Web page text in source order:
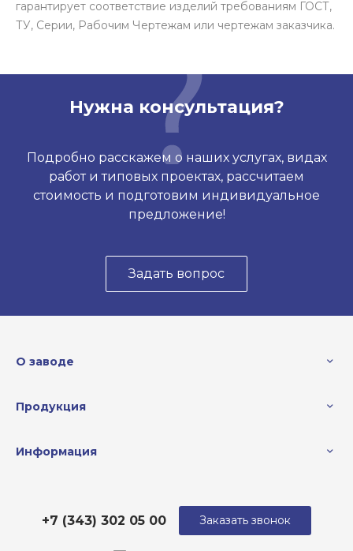
гарантирует соответствие изделий требованиям ГОСТ,
ТУ, Серии, Рабочим Чертежам или чертежам заказчика.
Нужна консультация?
Подробно расскажем о наших услугах, видах
работ и типовых проектах, рассчитаем
стоимость и подготовим индивидуальное
предложение!
Задать вопрос
О заводе
Продукция
Информация
+7 (343) 302 05 00 Заказать звонок